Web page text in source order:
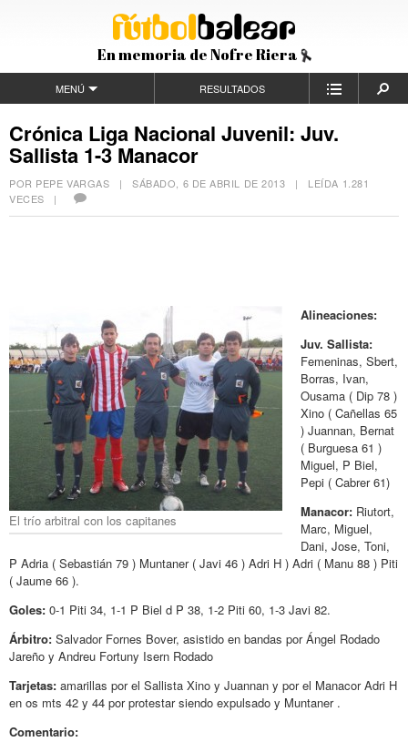
En memoria de Nofre Riera
MENÚ RESULTADOS
Crónica Liga Nacional Juvenil: Juv.
Sallista 1-3 Manacor
POR PEPE VARGAS |SÁBADO, 6 DE ABRIL DE 2013 | LEÍDA 1.281
VECES |
El trío arbitral con los capitanes
Alineaciones:
Juv. Sallista:
Femeninas, Sbert,
Borras, Ivan,
Ousama ( Dip 78 )
Xino ( Cañellas 65
) Juannan, Bernat
( Burguesa 61 )
Miguel, P Biel,
Pepi ( Cabrer 61)
Manacor: Riutort,
Marc, Miguel,
Dani, Jose, Toni,
P Adria ( Sebastián 79 ) Muntaner ( Javi 46 ) Adri H ) Adri ( Manu 88 ) Piti
( Jaume 66 ).
Goles: 0-1 Piti 34, 1-1 P Biel d P 38, 1-2 Piti 60, 1-3 Javi 82.
Árbitro: Salvador Fornes Bover, asistido en bandas por Ángel Rodado
Jareño y Andreu Fortuny Isern Rodado
Tarjetas: amarillas por el Sallista Xino y Juannan y por el Manacor Adri H
en os mts 42 y 44 por protestar siendo expulsado y Muntaner .
Comentario: